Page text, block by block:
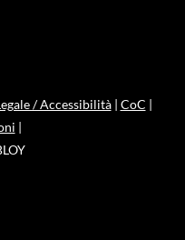
/ Accessibilità| CoC |
|